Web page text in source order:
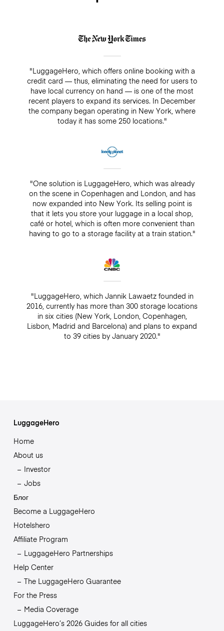
"LuggageHero, which offers online booking with a
credit card — thus, eliminating the need for users to
have local currency on hand — is one of the most
recent players to expand its services. In December
the company began operating in New York, where
today it has some 250 locations."
"One solution is LuggageHero, which was already
on the scene in Copenhagen and London, and has
now expanded into New York. Its selling point is
that it lets you store your luggage in a local shop,
café or hotel, which is often more convenient than
having to go to a storage facility at a train station."
"LuggageHero, which Jannik Lawaetz founded in
2016, currently has more than 300 storage locations
in six cities (New York, London, Copenhagen,
Lisbon, Madrid and Barcelona) and plans to expand
to 39 cities by January 2020."
LuggageHero
Home
About us
Investor
Jobs
Блог
Become a LuggageHero
Hotelshero
Affiliate Program
LuggageHero Partnerships
Help Center
The LuggageHero Guarantee
For the Press
Media Coverage
LuggageHero’s 2026 Guides for all cities